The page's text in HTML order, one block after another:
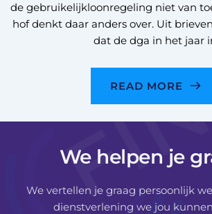
de gebruikelijkloonregeling niet van
hof denkt daar anders over. Uit
dat de dga in het jaar
READ MORE
We helpen je
We vertellen je graag persoonlijk
dienstverlening we jou